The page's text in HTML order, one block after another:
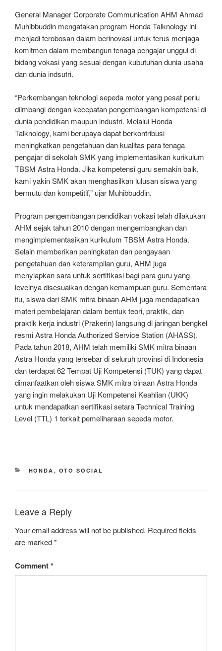
General Manager Corporate Communication AHM Ahmad
Muhibbuddin mengatakan program Honda Talknology ini
menjadi terobosan dalam berinovasi untuk terus menjaga
komitmen dalam membangun tenaga pengajar unggul di
bidang vokasi yang sesuai dengan kubutuhan dunia usaha
dan dunia indsutri.
“Perkembangan teknologi sepeda motor yang pesat perlu
diimbangi dengan kecepatan pengembangan kompetensi di
dunia pendidikan maupun industri. Melalui Honda
Talknology, kami berupaya dapat berkontribusi
meningkatkan pengetahuan dan kualitas para tenaga
pengajar di sekolah SMK yang implementasikan kurikulum
TBSM Astra Honda. Jika kompetensi guru semakin baik,
kami yakin SMK akan menghasilkan lulusan siswa yang
bermutu dan kompetitif,” ujar Muhibbuddin.
Program pengembangan pendidikan vokasi telah dilakukan
AHM sejak tahun 2010 dengan mengembangkan dan
mengimplementasikan kurikulum TBSM Astra Honda.
Selain memberikan peningkatan dan pengayaan
pengetahuan dan keterampilan guru, AHM juga
menyiapkan sara untuk sertifikasi bagi para guru yang
levelnya disesuaikan dengan kemampuan guru. Sementara
itu, siswa dari SMK mitra binaan AHM juga mendapatkan
materi pembelajaran dalam bentuk teori, praktik, dan
praktik kerja industri (Prakerin) langsung di jaringan bengkel
resmi Astra Honda Authorized Service Station (AHASS).
Pada tahun 2018, AHM telah memiliki SMK mitra binaan
Astra Honda yang tersebar di seluruh provinsi di Indonesia
dan terdapat 62 Tempat Uji Kompetensi (TUK) yang dapat
dimanfaatkan oleh siswa SMK mitra binaan Astra Honda
yang ingin melakukan Uji Kompetensi Keahlian (UKK)
untuk mendapatkan sertifikasi setara Technical Training
Level (TTL) 1 terkait pemeliharaan sepeda motor.
CATEGORIES
HONDA , OTO SOCIAL
Leave a Reply
Your email address will not be published. Required fields
are marked*
Comment*